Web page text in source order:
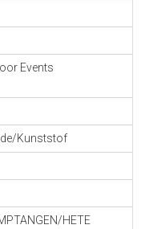
Events
Kunststof
HETE